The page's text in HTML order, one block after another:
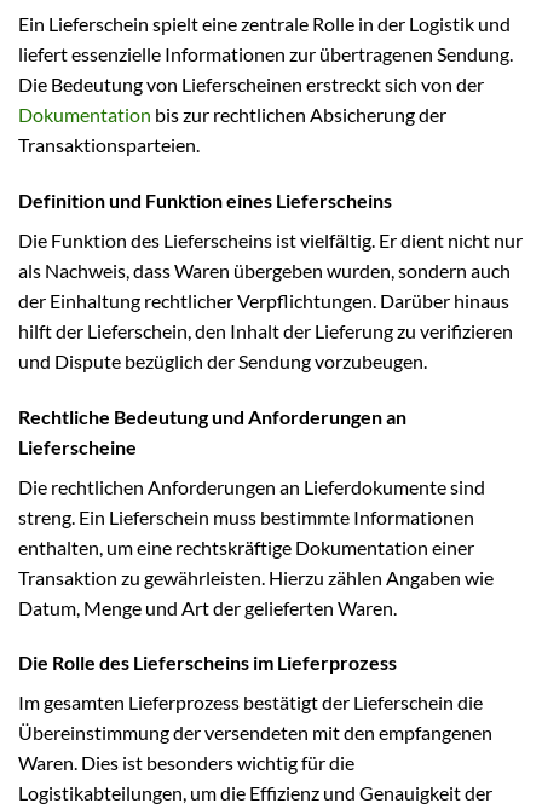
Ein Lieferschein spielt eine zentrale Rolle in der Logistik und
liefert essenzielle Informationen zur übertragenen Sendung.
Die Bedeutung von Lieferscheinen erstreckt sich von der
Dokumentation bis zur rechtlichen Absicherung der
Transaktionsparteien.
Definition und Funktion eines Lieferscheins
Die Funktion des Lieferscheins ist vielfältig. Er dient nicht nur
als Nachweis, dass Waren übergeben wurden, sondern auch
der Einhaltung rechtlicher Verpflichtungen. Darüber hinaus
hilft der Lieferschein, den Inhalt der Lieferung zu verifizieren
und Dispute bezüglich der Sendung vorzubeugen.
Rechtliche Bedeutung und Anforderungen an
Lieferscheine
Die rechtlichen Anforderungen an Lieferdokumente sind
streng. Ein Lieferschein muss bestimmte Informationen
enthalten, um eine rechtskräftige Dokumentation einer
Transaktion zu gewährleisten. Hierzu zählen Angaben wie
Datum, Menge und Art der gelieferten Waren.
Die Rolle des Lieferscheins im Lieferprozess
Im gesamten Lieferprozess bestätigt der Lieferschein die
Übereinstimmung der versendeten mit den empfangenen
Waren. Dies ist besonders wichtig für die
Logistikabteilungen, um die Effizienz und Genauigkeit der